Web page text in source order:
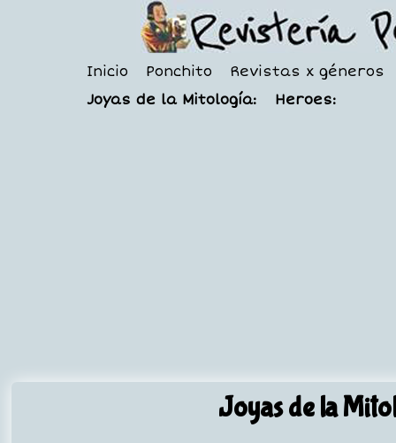
Inicio Ponchito
Revistas x géneros
Joyas de la Mitología:
Heroes:
Joyas de la